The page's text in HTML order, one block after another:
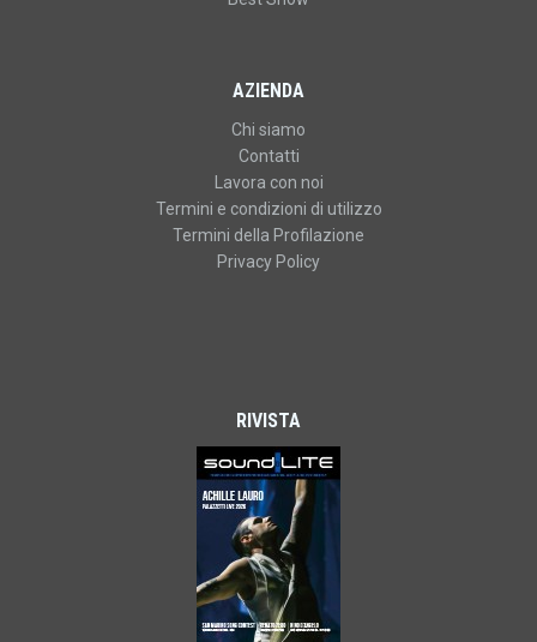
AZIENDA
Chi siamo
Contatti
Lavora con noi
Termini e condizioni di utilizzo
Termini della Profilazione
Privacy Policy
RIVISTA